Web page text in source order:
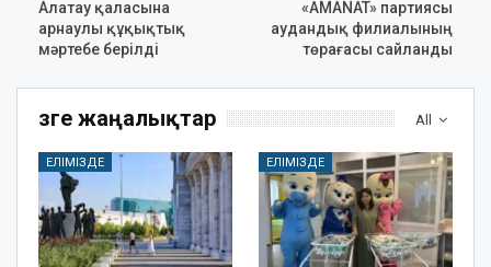
Алатау қаласына
арнаулы құқықтық
мәртебе берілді
«AMANAT» партиясы
аудандық филиалының
төрағасы сайланды
All
Өзге жаңалықтар
ЕЛІМІЗДЕ ЕЛІМІЗДЕ